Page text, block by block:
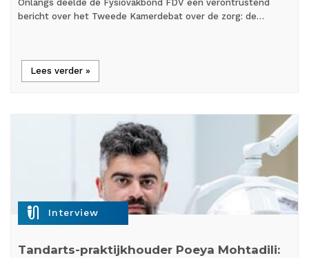
Onlangs deelde de Fysiovakbond FDV een verontrustend
bericht over het Tweede Kamerdebat over de zorg: de…
Lees verder »
mic_external_on Interview
Tandarts-praktijkhouder Poeya Mohtadili: